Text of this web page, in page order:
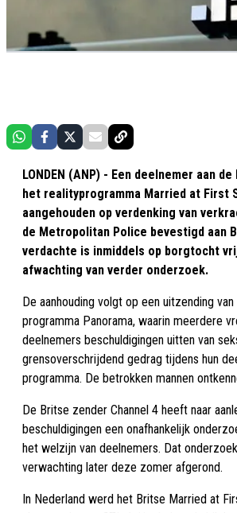
LONDEN (ANP) - Een deelnemer aan
het realityprogramma Married at First
aangehouden op verdenking van
de Metropolitan Police bevestigd aan
verdachte is inmiddels op borgtocht
afwachting van verder onderzoek.
De aanhouding volgt op een uitzending van
programma Panorama, waarin meerdere
deelnemers beschuldigingen uitten van
grensoverschrijdend gedrag tijdens hun
programma. De betrokken mannen
De Britse zender Channel 4 heeft naar
beschuldigingen een onafhankelijk
het welzijn van deelnemers. Dat
verwachting later deze zomer afgerond.
In Nederland werd het Britse Married at